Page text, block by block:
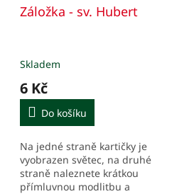
Záložka - sv. Hubert
Skladem
6 Kč
Do košíku
Na jedné straně kartičky je
vyobrazen světec, na druhé
straně naleznete krátkou
přímluvnou modlitbu a